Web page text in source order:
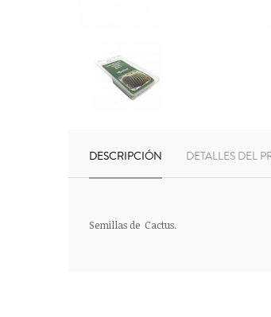
DESCRIPCIÓN DETALLES DEL
Semillas de Cactus.